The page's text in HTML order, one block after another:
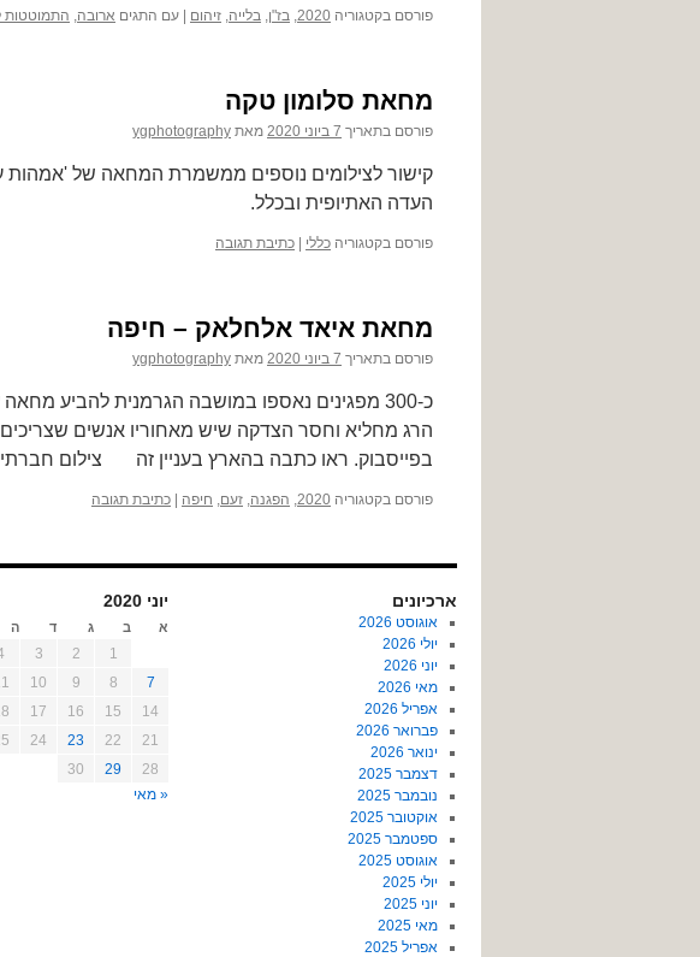
פורסם בקטגוריה 2020
, בז"ן, בלייה, זיהום עם התגים ארובה, התמוטטות
מחאת סלומון טקה
פורסם בתאריך 7 ביוני 2020 מאת ygphotography
קישור לצילומים נוספים ממשמרת המחאה של 'אמהות
העדה האתיופית ובכלל.
פורסם בקטגוריה כללי כתיבת תגובה
מחאת איאד אלחלאק – חיפה
פורסם בתאריך 7 ביוני 2020 מאת ygphotography
כ-300 מפגינים נאספו במושבה הגרמנית להביע
הרג מחליא וחסר הצדקה שיש מאחוריו אנשים
בפייסבוק. ראו כתבה בהארץ בעניין זה צילום חברתי
פורסם בקטגוריה 2020
, הפגנה, זעם, חיפה כתיבת תגובה
ארכיונים
אוגוסט 2026
יולי 2026
יוני 2026
מאי 2026
אפריל 2026
פברואר 2026
ינואר 2026
דצמבר 2025
נובמבר 2025
אוקטובר 2025
ספטמבר 2025
אוגוסט 2025
יולי 2025
יוני 2025
מאי 2025
אפריל 2025
יוני 2020
א ב ג ד ה
1
2
3
7
8
9
10
14
15
16
17
21
22
23
24
28
29
30
« מאי